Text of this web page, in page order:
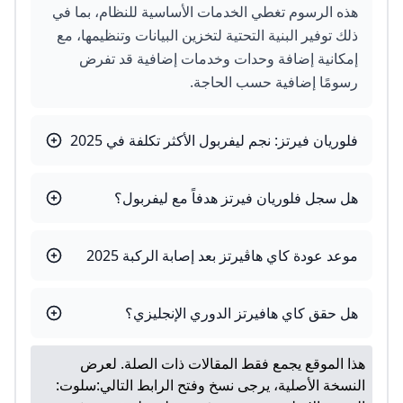
هذه الرسوم تغطي الخدمات الأساسية للنظام، بما في
ذلك توفير البنية التحتية لتخزين البيانات وتنظيمها، مع
إمكانية إضافة وحدات وخدمات إضافية قد تفرض
رسومًا إضافية حسب الحاجة.
فلوريان فيرتز: نجم ليفربول الأكثر تكلفة في 2025
هل سجل فلوريان فيرتز هدفاً مع ليفربول؟
موعد عودة كاي هاڤيرتز بعد إصابة الركبة 2025
هل حقق كاي هافيرتز الدوري الإنجليزي؟
هذا الموقع يجمع فقط المقالات ذات الصلة. لعرض
النسخة الأصلية، يرجى نسخ وفتح الرابط التالي:سلوت: